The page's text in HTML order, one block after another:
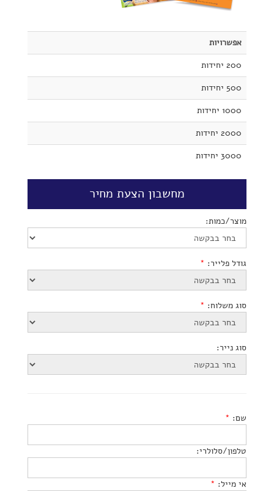
אפשרויות
200 יחידות
500 יחידות
1000 יחידות
2000 יחידות
3000 יחידות
מחשבון הצעת מחיר
מוצר/כמות:
גודל פלייר: *
סוג משלוח: *
סוג נייר:
שם: *
טלפון/סלולרי:
אי מייל: *